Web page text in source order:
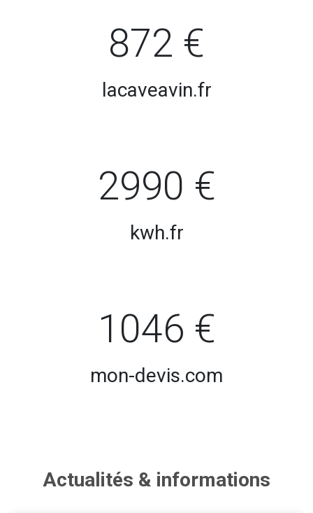
872 €
lacaveavin.fr
2990 €
kwh.fr
1046 €
mon-devis.com
Actualités & informations